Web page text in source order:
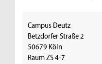
Campus Deutz
Betzdorfer Straße 2
50679 Köln
Raum ZS 4-7